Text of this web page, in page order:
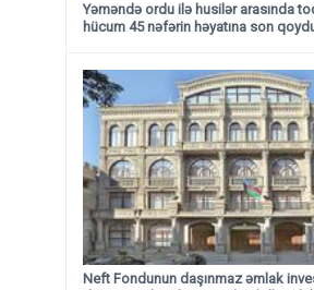
Yəməndə ordu ilə husilər arasında
hücum 45 nəfərin həyatına son
Neft Fondunun daşınmaz əmlak